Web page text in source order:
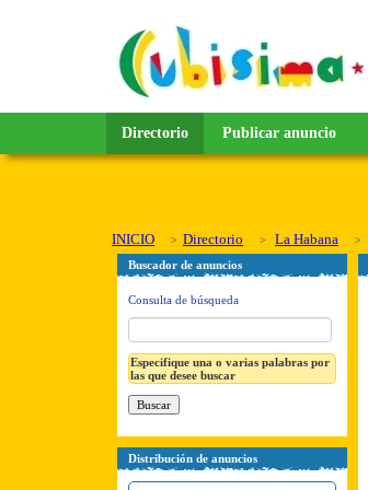
Directorio Publicar anuncio
INICIO Directorio La Habana
Buscador de anuncios
Consulta de búsqueda
Especifique una o varias palabras por
las que desee buscar
Distribución de anuncios